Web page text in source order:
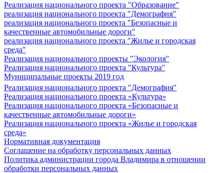
Реализация национального проекта "Образование"
реализация национального проекта "Демография"
реализация национального проекта "Безопасные и
качественные автомобильные дороги"
реализация национального проекта "Жилье и городская
среда"
Реализация национального проекты "Экология"
Реализация национального проекта "Культура"
Муниципальные проекты 2019 год
Реализация национального проекта "Демография"
Реализация национального проекта «Культура»
Реализация национального проекта «Безопасные и
качественные автомобильные дороги»
Реализация национального проекта «Жилье и городская
среда»
Нормативная документация
Соглашение на обработку персональных данных
Политика администрации города Владимира в отношении
обработки персональных данных